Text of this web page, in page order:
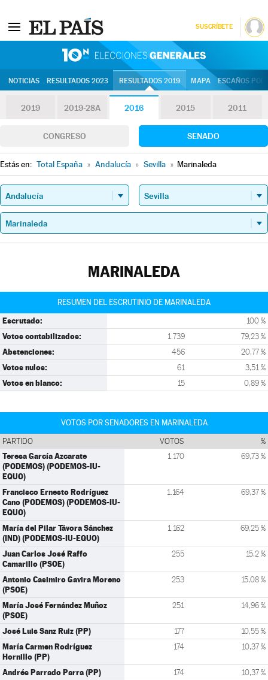
SUSCRÍBETE
NOTICIAS RESULTADOS 2023 RESULTADOS 2019 MAPA ESCAÑOS
2019 2019-28A 2016 2015 2011
CONGRESO SENADO
Estás en: Total España » Andalucía » Sevilla » Marinaleda
MARINALEDA
RESUMEN DEL ESCRUTINIO DE MARINALEDA
Escrutado: 100 %
Votos contabilizados: 1.739 79,23 %
Abstenciones: 456 20,77 %
Votos nulos: 61 3,51 %
Votos en blanco: 15 0,89 %
VOTOS POR SENADORES EN MARINALEDA
PARTIDO VOTOS %
Teresa García Azcarate
(PODEMOS) (PODEMOS-IU-
EQUO)
1.170 69,73 %
Francisco Ernesto Rodríguez
Cano (PODEMOS) (PODEMOS-IU-
EQUO)
1.164 69,37 %
María del Pilar Távora Sánchez
(IND) (PODEMOS-IU-EQUO)
1.162 69,25 %
Juan Carlos José Raffo
Camarillo (PSOE)
255 15,2 %
Antonio Casimiro Gavira Moreno
(PSOE)
253 15,08 %
María José Fernández Muñoz
(PSOE)
251 14,96 %
José Luis Sanz Ruiz (PP) 177 10,55 %
María Carmen Rodríguez
Hornillo (PP)
174 10,37 %
Andrés Parrado Parra (PP) 174 10,37 %